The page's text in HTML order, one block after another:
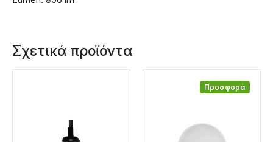
Σχετικά προϊόντα
Προσφορά